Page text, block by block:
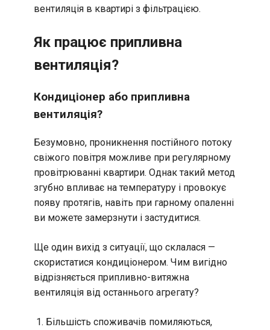
вентиляція в квартирі з фільтрацією.
Як працює припливна
вентиляція?
Кондиціонер або припливна
вентиляція?
Безумовно, проникнення постійного потоку
свіжого повітря можливе при регулярному
провітрюванні квартири. Однак такий метод
згубно впливає на температуру і провокує
появу протягів, навіть при гарному опаленні
ви можете замерзнути і застудитися.
Ще один вихід з ситуації, що склалася —
скористатися кондиціонером. Чим вигідно
відрізняється припливно-витяжна
вентиляція від останнього агрегату?
Більшість споживачів помиляються,